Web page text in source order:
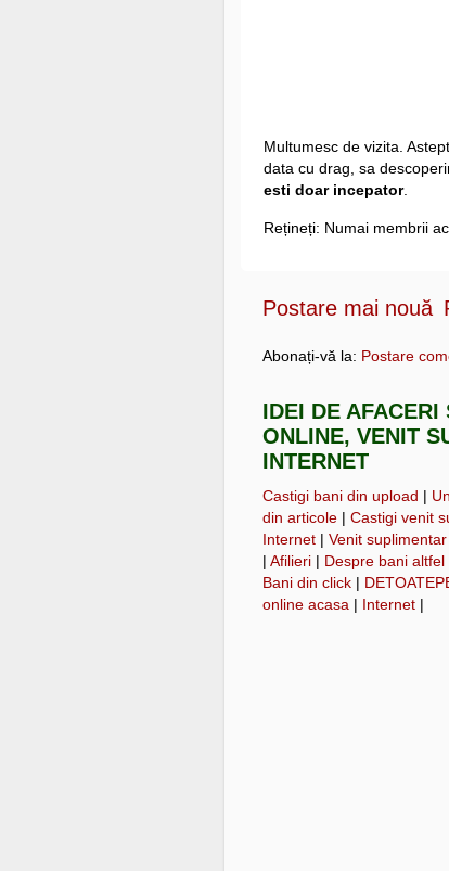
Multumesc de vizita.
data cu drag, sa
esti doar incepator.
Rețineți: Numai membrii
Postare mai nouă
Abonați-vă la: Postare
IDEI DE
ONLINE, VENIT
INTERNET
Castigi bani din upload |
din articole | Castigi venit
Internet | Venit
| Afilieri | Despre bani altfel
Bani din click |
online acasa | Internet |